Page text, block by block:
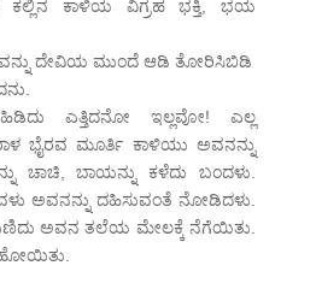
ಕಲ್ಲಿನ ಕಾಳಿಯ ವಿಗ್ರಹ ಭಕ್ತಿ, ಭಯ
ದೇವಿಯ ಮುಂದೆ ಆಡಿ ತೋರಿಸಿಬಿಡಿ
ಎತ್ತಿದನೋ ಇಲ್ಲವೋ! ಎಲ್ಲ
ಭೈರವ ಮೂರ್ತಿ ಕಾಳಿಯು ಅವನನ್ನು
ಚಾಚಿ, ಬಾಯನ್ನು ಕಳೆದು ಬಂದಳು.
ಅವನನ್ನು ದಹಿಸುವಂತೆ ನೋಡಿದಳು.
ಅವನ ತಲೆಯ ಮೇಲಕ್ಕೆ ನೆಗೆಯಿತು.
ಹೋಯಿತು.